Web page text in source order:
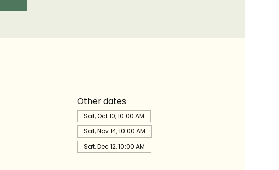
Other dates
Sat, Oct 10, 10:00 AM
Sat, Nov 14, 10:00 AM
Sat, Dec 12, 10:00 AM